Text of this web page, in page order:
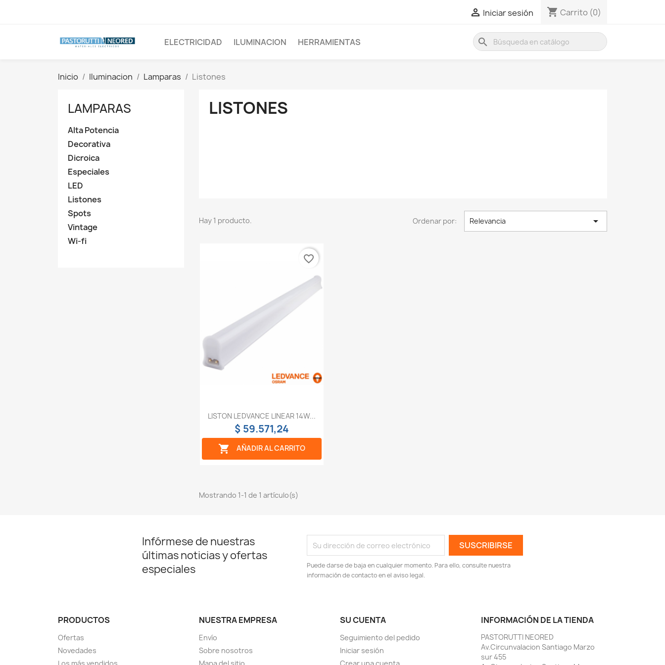
 Iniciar sesión shopping_cart Carrito (0)
ELECTRICIDAD ILUMINACION HERRAMIENTAS search
Inicio Iluminacion Lamparas Listones
LAMPARAS
Alta Potencia
Decorativa
Dicroica
Especiales
LED
Listones
Spots
Vintage
Wi-fi
LISTONES
Hay 1 producto. Ordenar por: Relevancia 
Vista rápida
LISTON LEDVANCE LINEAR 14W...
$ 59.571,24
 AÑADIR AL CARRITO
favorite_border
Mostrando 1-1 de 1 artículo(s)
Infórmese de nuestras
últimas noticias y ofertas
especiales
Puede darse de baja en cualquier momento. Para ello, consulte nuestra
información de contacto en el aviso legal.
PRODUCTOS
Ofertas
Novedades
NUESTRA EMPRESA
Envío
Sobre nosotros
SU CUENTA
Seguimiento del pedido
Iniciar sesión
INFORMACIÓN DE LA TIENDA
PASTORUTTI NEORED
Av.Circunvalacion Santiago Marzo
sur 455